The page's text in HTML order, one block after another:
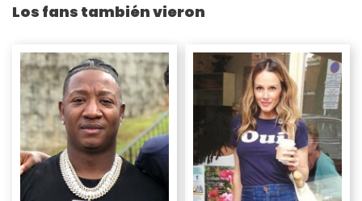
Los fans también vieron